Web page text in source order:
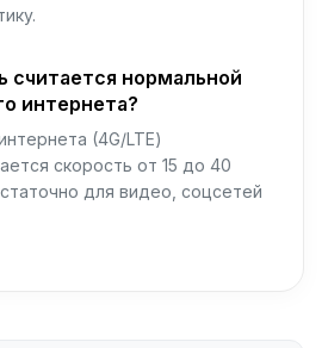
считается нормальной
интернета?
(4G/LTE)
скорость от 15 до 40
для видео, соцсетей